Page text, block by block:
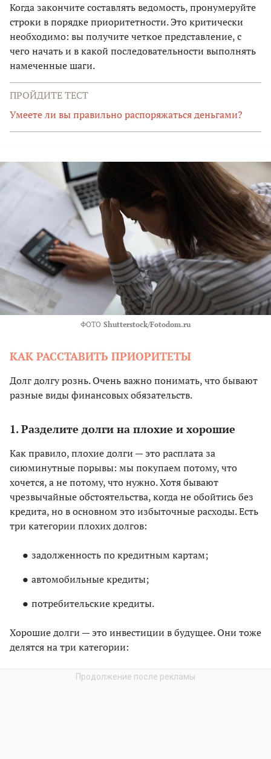
Когда закончите составлять ведомость, пронумеруйте
строки в порядке приоритетности. Это критически
необходимо: вы получите четкое представление, с
чего начать и в какой последовательности выполнять
намеченные шаги.
ПРОЙДИТЕ ТЕСТ
Умеете ли вы правильно распоряжаться деньгами?
ФОТО Shutterstock/Fotodom.ru
КАК РАССТАВИТЬ ПРИОРИТЕТЫ
Долг долгу рознь. Очень важно понимать, что бывают
разные виды финансовых обязательств.
1. Разделите долги на плохие и хорошие
Как правило, плохие долги — это расплата за
сиюминутные порывы: мы покупаем потому, что
хочется, а не потому, что нужно. Хотя бывают
чрезвычайные обстоятельства, когда не обойтись без
кредита, но в основном это избыточные расходы. Есть
три категории плохих долгов:
задолженность по кредитным картам;
автомобильные кредиты;
потребительские кредиты.
Хорошие долги — это инвестиции в будущее. Они тоже
делятся на три категории: